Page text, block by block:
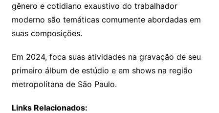
gênero e cotidiano exaustivo do trabalhador
moderno são temáticas comumente abordadas em
suas composições.
Em 2024, foca suas atividades na gravação de seu
primeiro álbum de estúdio e em shows na região
metropolitana de São Paulo.
Links Relacionados: